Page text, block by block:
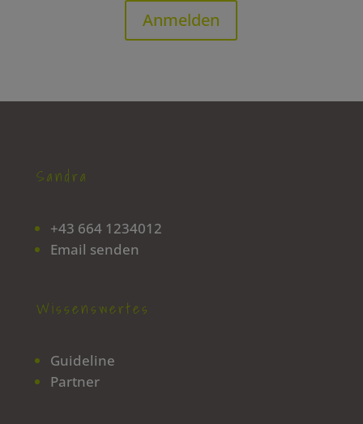
Anmelden
Sandra
+43 664 1234012
Email senden
Wissenswertes
Guideline
Partner